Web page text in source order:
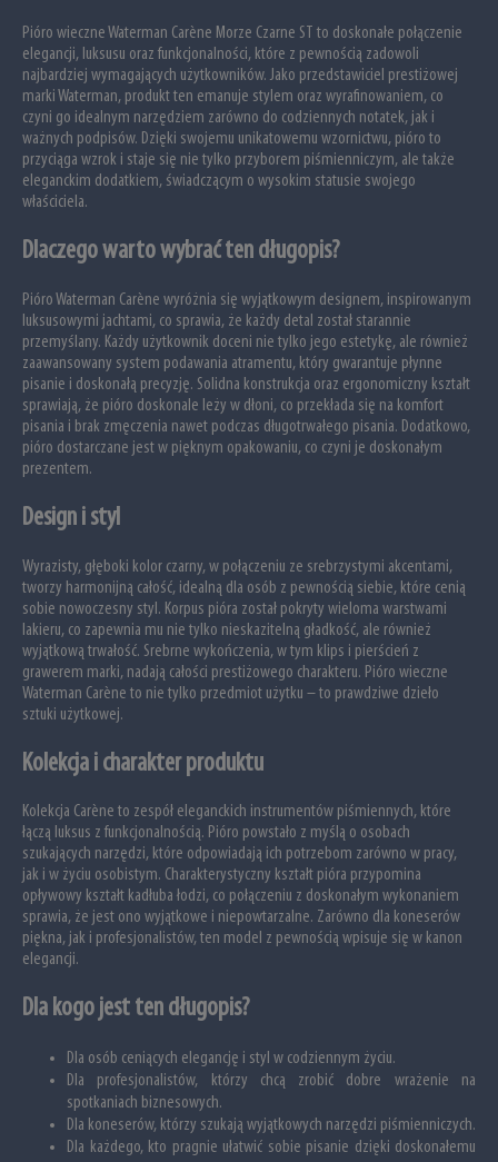
Pióro wieczne Waterman Carène Morze Czarne ST to doskonałe połączenie
elegancji, luksusu oraz funkcjonalności, które z pewnością zadowoli
najbardziej wymagających użytkowników. Jako przedstawiciel prestiżowej
marki Waterman, produkt ten emanuje stylem oraz wyrafinowaniem, co
czyni go idealnym narzędziem zarówno do codziennych notatek, jak i
ważnych podpisów. Dzięki swojemu unikatowemu wzornictwu, pióro to
przyciąga wzrok i staje się nie tylko przyborem piśmienniczym, ale także
eleganckim dodatkiem, świadczącym o wysokim statusie swojego
właściciela.
Dlaczego warto wybrać ten długopis?
Pióro Waterman Carène wyróżnia się wyjątkowym designem, inspirowanym
luksusowymi jachtami, co sprawia, że każdy detal został starannie
przemyślany. Każdy użytkownik doceni nie tylko jego estetykę, ale również
zaawansowany system podawania atramentu, który gwarantuje płynne
pisanie i doskonałą precyzję. Solidna konstrukcja oraz ergonomiczny kształt
sprawiają, że pióro doskonale leży w dłoni, co przekłada się na komfort
pisania i brak zmęczenia nawet podczas długotrwałego pisania. Dodatkowo,
pióro dostarczane jest w pięknym opakowaniu, co czyni je doskonałym
prezentem.
Design i styl
Wyrazisty, głęboki kolor czarny, w połączeniu ze srebrzystymi akcentami,
tworzy harmonijną całość, idealną dla osób z pewnością siebie, które cenią
sobie nowoczesny styl. Korpus pióra został pokryty wieloma warstwami
lakieru, co zapewnia mu nie tylko nieskazitelną gładkość, ale również
wyjątkową trwałość. Srebrne wykończenia, w tym klips i pierścień z
grawerem marki, nadają całości prestiżowego charakteru. Pióro wieczne
Waterman Carène to nie tylko przedmiot użytku – to prawdziwe dzieło
sztuki użytkowej.
Kolekcja i charakter produktu
Kolekcja Carène to zespół eleganckich instrumentów piśmiennych, które
łączą luksus z funkcjonalnością. Pióro powstało z myślą o osobach
szukających narzędzi, które odpowiadają ich potrzebom zarówno w pracy,
jak i w życiu osobistym. Charakterystyczny kształt pióra przypomina
opływowy kształt kadłuba łodzi, co połączeniu z doskonałym wykonaniem
sprawia, że jest ono wyjątkowe i niepowtarzalne. Zarówno dla koneserów
piękna, jak i profesjonalistów, ten model z pewnością wpisuje się w kanon
elegancji.
Dla kogo jest ten długopis?
Dla osób ceniących elegancję i styl w codziennym życiu.
Dla profesjonalistów, którzy chcą zrobić dobre wrażenie na
spotkaniach biznesowych.
Dla koneserów, którzy szukają wyjątkowych narzędzi piśmienniczych.
Dla każdego, kto pragnie ułatwić sobie pisanie dzięki doskonałemu